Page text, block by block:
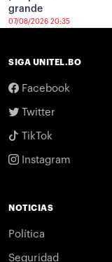
grande
07/08/2026 20:35
SIGA UNITEL.BO
Facebook
Twitter
TikTok
Instagram
NOTICIAS
Política
Seguridad